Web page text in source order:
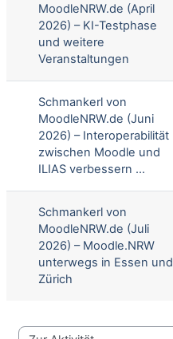
MoodleNRW.de (April
2026) – KI-Testphase
und weitere
Veranstaltungen
Schmankerl von
MoodleNRW.de (Juni
2026) – Interoperabilität
zwischen Moodle und
ILIAS verbessern ...
Schmankerl von
MoodleNRW.de (Juli
2026) – Moodle.NRW
unterwegs in Essen und
Zürich